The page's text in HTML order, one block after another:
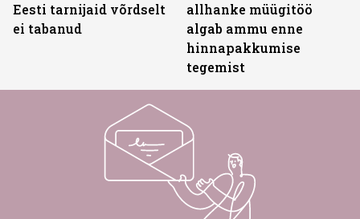
Eesti tarnijaid võrdselt
ei tabanud
allhanke müügitöö
algab ammu enne
hinnapakkumise
tegemist